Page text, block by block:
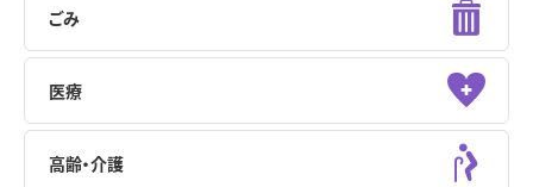
ごみ
医療
高齢・介護